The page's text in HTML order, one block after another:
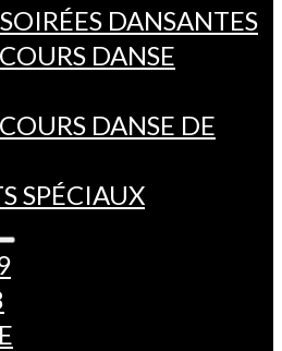
DANSANTES
DANSE
DANSE DE
SPÉCIAUX